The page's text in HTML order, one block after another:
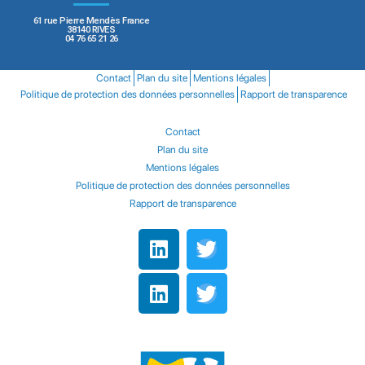
61 rue Pierre Mendès France
38140 RIVES
04 76 65 21 26
Contact Plan du site Mentions légales
Politique de protection des données personnelles Rapport de transparence
Contact
Plan du site
Mentions légales
Politique de protection des données personnelles
Rapport de transparence